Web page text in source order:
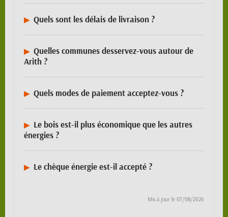
Quels sont les délais de livraison ?
Quelles communes desservez-vous autour de
Arith ?
Quels modes de paiement acceptez-vous ?
Le bois est-il plus économique que les autres
énergies ?
Le chèque énergie est-il accepté ?
Mis à jour le 07/08/2026